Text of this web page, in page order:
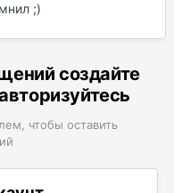
;)
создайте
чтобы оставить